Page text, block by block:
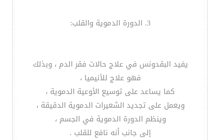
3. الدورة الدموية والقلب:
يفيد البقدونس في علاج حالات فقر الدم ، وبذلك
فهو علاج للأنيميا ،
كما يساعد على توسيع الأوعية الدموية ،
ويعمل على تجديد الشعيرات الدموية الدقيقة ،
وينظم الدورة الدموية في الجسم ،
إلى جانب أنه نافع للقلب .